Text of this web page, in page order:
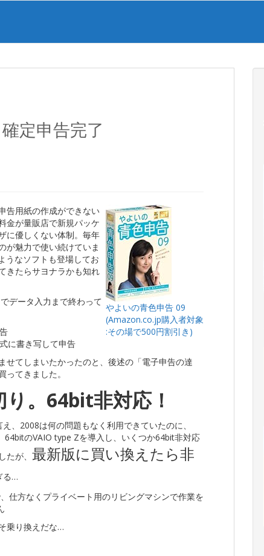
定申告完了
やよいの青色申告 09
(Amazon.co.jp購入者対象
:その場で500円割引き)
告用紙の作成ができない
金が量販店で新規パッケ
に優しくない体制。毎年
が魅力で使い続けていま
うなソフトも登場してお
きたらサヨナラかも知れ
データ入力まで終わって
に書き写して申告
せてしまいたかったのと、後述の「電子申告の達
てきました。
。64bit非対応！
、2008は何の問題もなく利用できていたのに、
のVAIO type Zを導入し、いくつか64bit非対応
が、 最新版に買い換えたら非
る…
仕方なくプライベート用のリビングマシンで作業を
乗り換えだな…